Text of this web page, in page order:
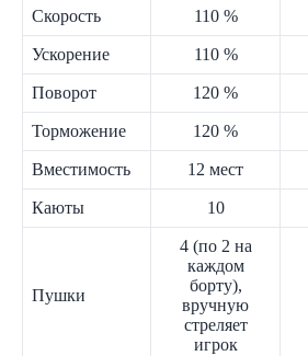
Скорость 110 %
Ускорение 110 %
Поворот 120 %
Торможение 120 %
Вместимость 12 мест
Каюты 10
Пушки
4 (по 2 на
каждом
борту),
вручную
стреляет
игрок